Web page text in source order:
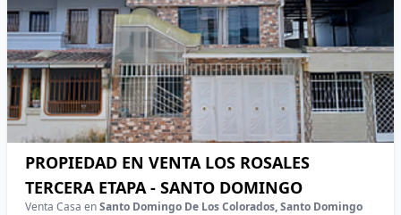
PROPIEDAD EN VENTA LOS ROSALES
TERCERA ETAPA - SANTO DOMINGO
Venta Casa enSanto Domingo De Los Colorados, Santo Domingo